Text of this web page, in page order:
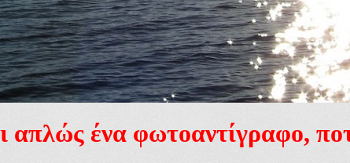
απλώς ένα φωτοαντίγραφο,